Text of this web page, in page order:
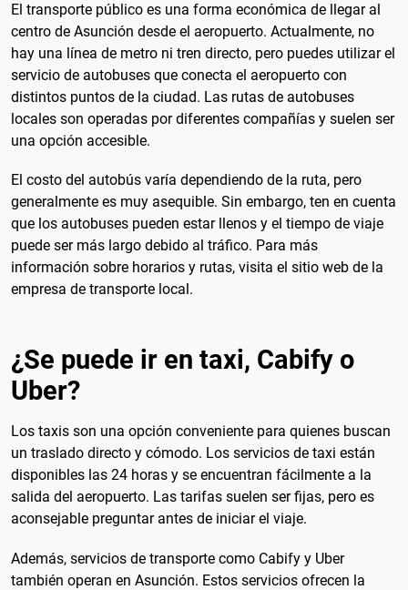
El transporte público es una forma económica de llegar al
centro de Asunción desde el aeropuerto. Actualmente, no
hay una línea de metro ni tren directo, pero puedes utilizar el
servicio de autobuses que conecta el aeropuerto con
distintos puntos de la ciudad. Las rutas de autobuses
locales son operadas por diferentes compañías y suelen ser
una opción accesible.
El costo del autobús varía dependiendo de la ruta, pero
generalmente es muy asequible. Sin embargo, ten en cuenta
que los autobuses pueden estar llenos y el tiempo de viaje
puede ser más largo debido al tráfico. Para más
información sobre horarios y rutas, visita el sitio web de la
empresa de transporte local.
¿Se puede ir en taxi, Cabify o
Uber?
Los taxis son una opción conveniente para quienes buscan
un traslado directo y cómodo. Los servicios de taxi están
disponibles las 24 horas y se encuentran fácilmente a la
salida del aeropuerto. Las tarifas suelen ser fijas, pero es
aconsejable preguntar antes de iniciar el viaje.
Además, servicios de transporte como Cabify y Uber
también operan en Asunción. Estos servicios ofrecen la